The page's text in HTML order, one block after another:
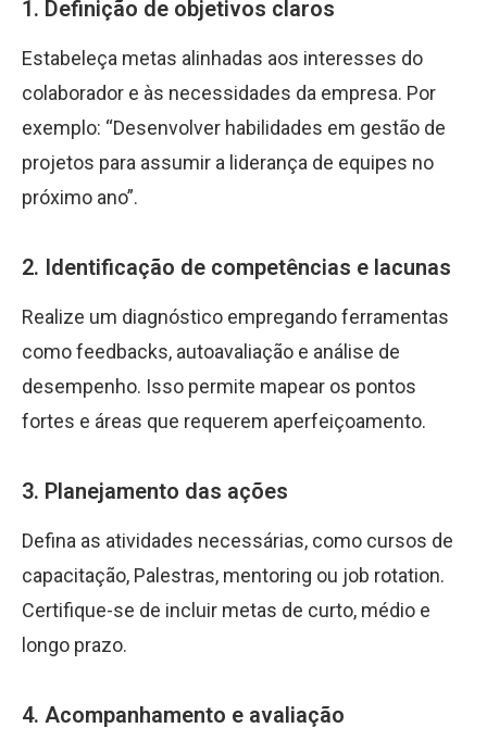
1. Definição de objetivos claros
Estabeleça metas alinhadas aos interesses do
colaborador e às necessidades da empresa. Por
exemplo: “Desenvolver habilidades em gestão de
projetos para assumir a liderança de equipes no
próximo ano”.
2. Identificação de competências e lacunas
Realize um diagnóstico empregando ferramentas
como feedbacks, autoavaliação e análise de
desempenho. Isso permite mapear os pontos
fortes e áreas que requerem aperfeiçoamento.
3. Planejamento das ações
Defina as atividades necessárias, como cursos de
capacitação, Palestras, mentoring ou job rotation.
Certifique-se de incluir metas de curto, médio e
longo prazo.
4. Acompanhamento e avaliação